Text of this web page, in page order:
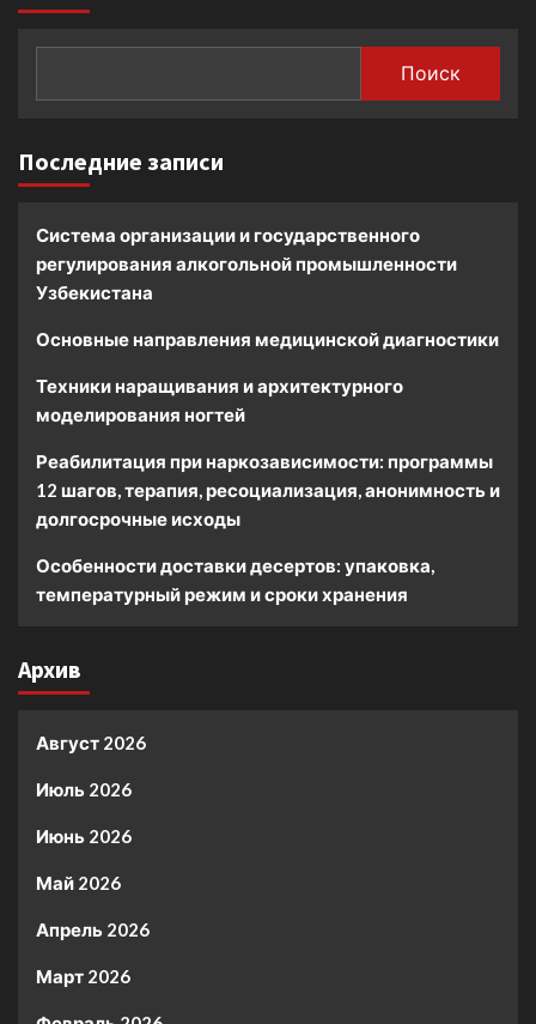
Поиск
Последние записи
Система организации и государственного
регулирования алкогольной промышленности
Узбекистана
Основные направления медицинской диагностики
Техники наращивания и архитектурного
моделирования ногтей
Реабилитация при наркозависимости: программы
12 шагов, терапия, ресоциализация, анонимность и
долгосрочные исходы
Особенности доставки десертов: упаковка,
температурный режим и сроки хранения
Архив
Август 2026
Июль 2026
Июнь 2026
Май 2026
Апрель 2026
Март 2026